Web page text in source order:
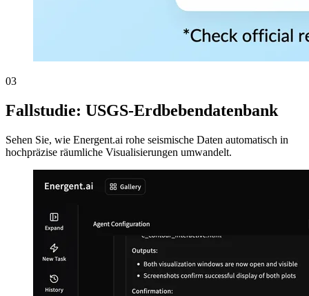
03
Fallstudie: USGS-Erdbebendatenbank
Sehen Sie, wie Energent.ai rohe seismische Daten automatisch in
hochpräzise räumliche Visualisierungen umwandelt.